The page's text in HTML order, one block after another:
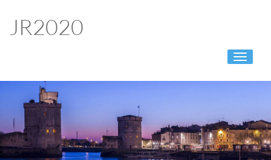
JR2020
Toggle